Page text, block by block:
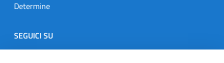
Determine
SEGUICI SU
Designers Italia
TwitterInstagramYoutubeLinkedin